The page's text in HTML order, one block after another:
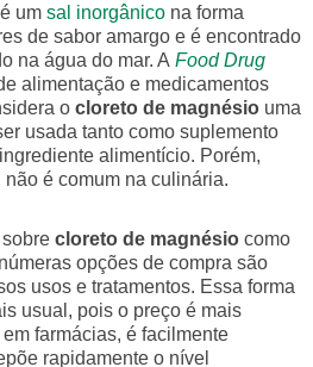
é um sal inorgânico na forma
de sabor amargo e é encontrado
na água do mar. A Food Drug
alimentação e medicamentos
o cloreto de magnésio uma
usada tanto como suplemento
alimentício. Porém,
é comum na culinária.
cloreto de magnésio como
opções de compra são
usos e tratamentos. Essa forma
usual, pois o preço é mais
farmácias, é facilmente
rapidamente o nível